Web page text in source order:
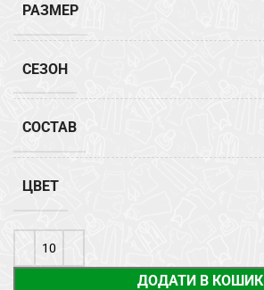
РАЗМЕР
СЕЗОН
СОСТАВ
ЦВЕТ
ДОДАТИ В КОШИК